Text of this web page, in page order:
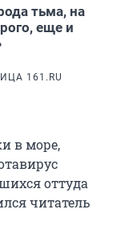
тьма, на
еще и
161.RU
в море,
оттуда
читатель